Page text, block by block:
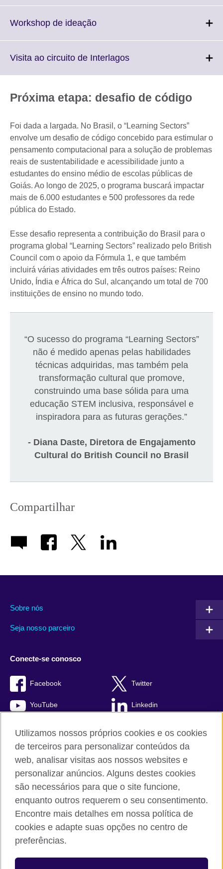
Workshop de ideaçãoClick
More
Visita ao circuito de InterlagosClick
More
information
Próxima etapa: desafio de código
Foi dada a largada. No Brasil, o “Learning Sectors”
envolve um desafio de código concebido para estimular o
pensamento computacional para a solução de problemas
reais de sustentabilidade e acessibilidade junto a
estudantes do ensino médio de escolas públicas de
Goiás. Ao longo de 2025, o programa buscará impactar
mais de 6.000 estudantes e 500 professores da rede
pública do Estado.
Esse desafio representa a contribuição do Brasil para o
programa global “Learning Sectors” realizado pelo British
Council com o apoio da Fórmula 1, e que também
incluirá várias atividades em três outros países: Reino
Unido, Índia e África do Sul, alcançando um total de 700
instituições de ensino no mundo todo.
“O sucesso do programa “Learning Sectors”
não é medido apenas pelas habilidades
técnicas adquiridas, mas também pela
transformação cultural que promove,
construindo uma base sólida para uma
educação STEM inclusiva, responsável e
inspiradora para as futuras gerações.”
- Diana Daste, Diretora de Engajamento
Cultural do British Council no Brasil
Compartilhar
Sobre nós
Seja nosso parceiro
Conecte-se conosco
Facebook Twitter
YouTube Linkedin
British Council global
Comentários e reclamações
Política de privacidade e termos de uso
© 2026 British Council
Utilizamos nossos próprios cookies e os cookies
de terceiros para personalizar conteúdos da
web, analisar visitas aos nossos websites e
personalizar anúncios. Alguns destes cookies
são necessários para que o site funcione,
enquanto outros requerem o seu consentimento.
Encontre mais detalhes em nossa política de
cookies e adapte suas opções no centro de
preferências.